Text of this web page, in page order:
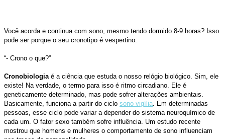
Você acorda e continua com sono, mesmo tendo dormido 8-9 horas? Isso
pode ser porque o seu cronotipo é vespertino.
“- Crono o que?”
Cronobiologia é a ciência que estuda o nosso relógio biológico. Sim, ele
existe! Na verdade, o termo para isso é ritmo circadiano. Ele é
geneticamente determinado, mas pode sofrer alterações ambientais.
Basicamente, funciona a partir do ciclo sono-vigília . Em determinadas
pessoas, esse ciclo pode variar a depender do sistema neuroquímico de
cada um. O fator sexo também sofre influência. Um estudo recente
mostrou que homens e mulheres o comportamento de sono influenciam